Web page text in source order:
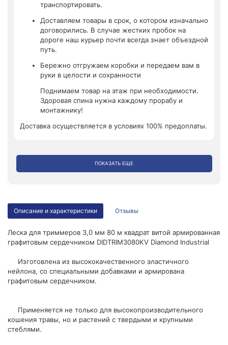
транспортировать.
Доставляем товары в срок, о котором изначально
договорились. В случае жестких пробок на
дороге наш курьер почти всегда знает объездной
путь.
Бережно отгружаем коробки и передаем вам в
руки в целости и сохранности
Поднимаем товар на этаж при необходимости.
Здоровая спина нужна каждому прорабу и
монтажнику!
Доставка осуществляется в условиях 100% предоплаты.
ПОКАЗАТЬ ЕЩЕ
Описание и характеристики Отзывы
Леска для триммеров 3,0 мм 80 м квадрат витой армированная
графитовым сердечником DIDTRIM3080KV Diamond Industrial
Изготовлена из высококачественного эластичного
нейлона, со специальными добавками и армирована
графитовым сердечником.
Применяется не только для высокопроизводительного
кошения травы, но и растений с твердыми и крупными
стеблями.